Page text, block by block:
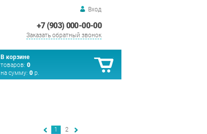
Вход
+7 (903) 000-00-00
Заказать обратный звонок
В корзине
товаров: 0
на сумму: 0 р.
1 2